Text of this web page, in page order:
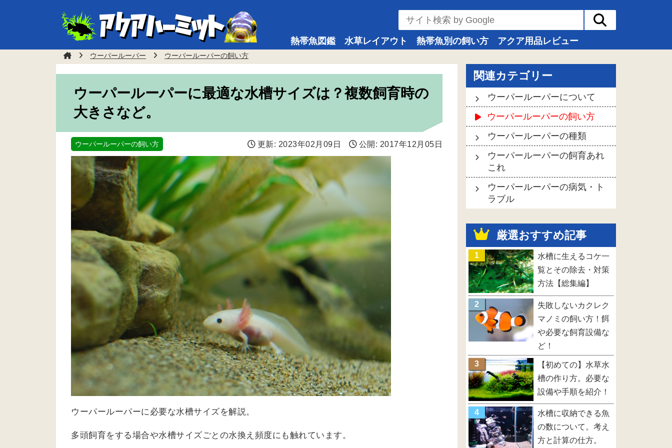
熱帯魚図鑑 水草レイアウト 熱帯魚別の飼い方 アクア用品レビュー
ウーパールーパー ウーパールーパーの飼い方
ウーパールーパーに最適な水槽サイズは？複数飼育時の
大きさなど。
ウーパールーパーの飼い方 公開: 2017年12月05日
更新: 2023年02月09日
ウーパールーパーに必要な水槽サイズを解説。
多頭飼育をする場合や水槽サイズごとの水換え頻度にも触れています。
関連カテゴリー
ウーパールーパーについて
ウーパールーパーの飼い方
ウーパールーパーの種類
ウーパールーパーの飼育あれ
これ
ウーパールーパーの病気・ト
ラブル
厳選おすすめ記事
水槽に生えるコケ一
覧とその除去・対策
方法【総集編】
失敗しないカクレク
マノミの飼い方！餌
や必要な飼育設備な
ど！
【初めての】水草水
槽の作り方。必要な
設備や手順を紹介！
水槽に収納できる魚
の数について。考え
方と計算の仕方。